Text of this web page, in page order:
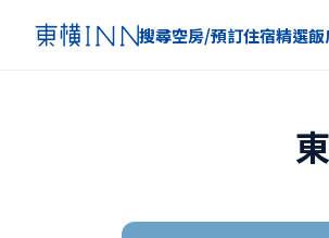
搜尋空房/預訂住宿精選飯